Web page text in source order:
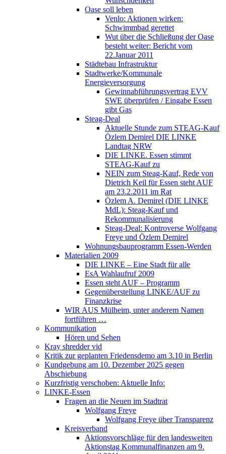
Oase soll leben
Venlo: Aktionen wirken:
Schwimmbad gerettet
Wut über die Schließung der Oase
besteht weiter: Bericht vom
22.Januar 2011
Städtebau Infrastruktur
Stadtwerke/Kommunale
Energieversorgung
Gewinnabführungsvertrag EVV
SWE überprüfen / Eingabe Essen
gibt Gas
Steag-Deal
Aktuelle Stunde zum STEAG-Kauf
Özlem Demirel DIE LINKE
Landtag NRW
DIE LINKE. Essen stimmt
STEAG-Kauf zu
NEIN zum Steag-Kauf, Rede von
Dietrich Keil für Essen steht AUF
am 23.2.2011 im Rat
Özlem A. Demirel (DIE LINKE
MdL): Steag-Kauf und
Rekommunalisierung
Steag-Deal: Kontroverse Wolfgang
Freye und Özlem Demirel
Wohnungsbauprogramm Essen-Werden
Materialien 2009
DIE LINKE – Eine Stadt für alle
EsA Wahlaufruf 2009
Essen steht AUF – Programm
Gegenüberstellung LINKE/AUF zu
Finanzkrise
WIR AUS Mülheim, unter anderem Namen
fortführen …
Kommunikation
Hören und Sehen
Kray shredder vid
Kritik zur geplanten Friedensdemo am 3.10 in Berlin
Kundgebung am 10. Dezember 2025 gegen
Abschiebung
Kurzfristig verschoben: Aktuelle Info:
LINKE-Essen
Fragen an die Neuen im Stadtrat
Wolfgang Freye
Wolfgang Freye über Transparenz
Kreisverband
Aktionsvorschläge für den landesweiten
Aktionstag Kommunalfinanzen am 9.